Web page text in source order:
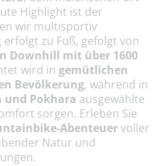
Highlight ist der
wir multisportiv
zu Fuß, gefolgt von
Downhill mit über 1600
wird in gemütlichen
Bevölkerung, während in
Pokhara ausgewählte
sorgen. Erleben Sie
Abenteuervoller
Natur und